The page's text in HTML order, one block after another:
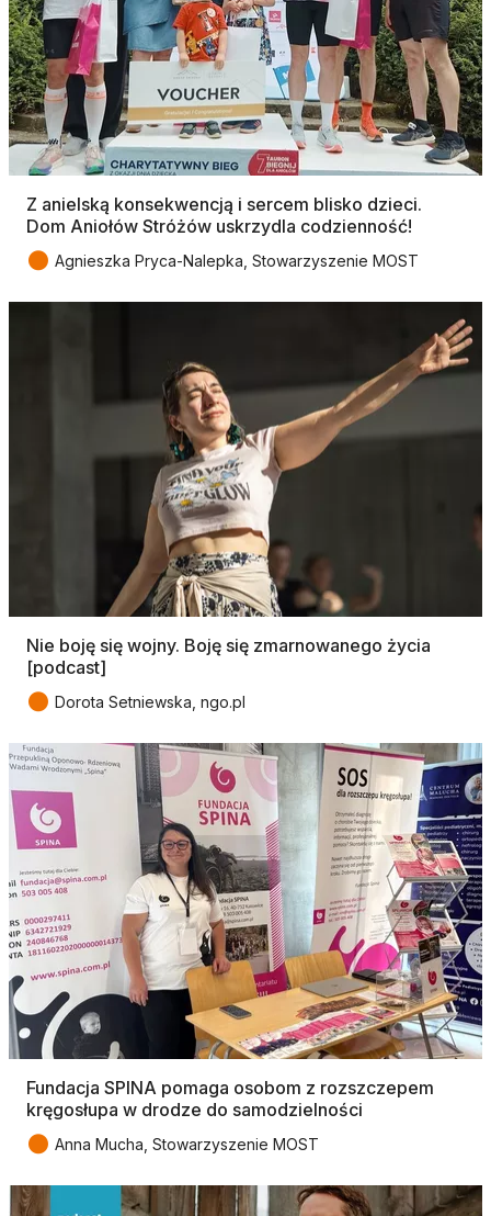
Z anielską konsekwencją i sercem blisko dzieci.
Dom Aniołów Stróżów uskrzydla codzienność!
● Agnieszka Pryca-Nalepka, Stowarzyszenie MOST
Nie boję się wojny. Boję się zmarnowanego życia
[podcast]
● Dorota Setniewska, ngo.pl
Fundacja SPINA pomaga osobom z rozszczepem
kręgosłupa w drodze do samodzielności
● Anna Mucha, Stowarzyszenie MOST